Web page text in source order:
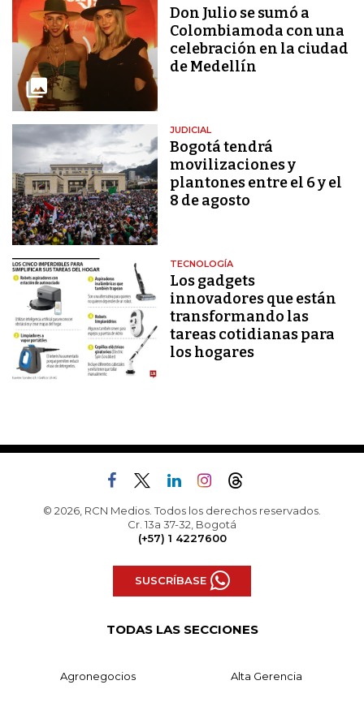
Don Julio se sumó a
Colombiamoda con una
celebración en la ciudad
de Medellín
JUDICIAL
Bogotá tendrá
movilizaciones y
plantones entre el 6 y el
8 de agosto
TECNOLOGÍA
Los gadgets
innovadores que están
transformando las
tareas cotidianas para
los hogares
© 2026, RCN Medios. Todos los derechos reservados.
Cr. 13a 37-32, Bogotá
(+57) 1 4227600
SUSCRÍBASE
TODAS LAS SECCIONES
Agronegocios Alta Gerencia